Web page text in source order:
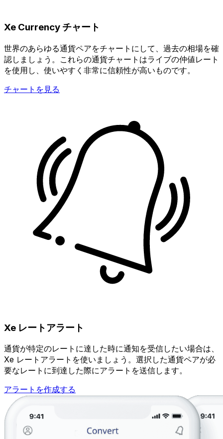
Xe Currency チャート
世界のあらゆる通貨ペアをチャートにして、過去の相場を確
認しましょう。これらの通貨チャートはライブの仲値レート
を使用し、使いやすく非常に信頼性が高いものです。
チャートを見る
Xe レートアラート
通貨が特定のレートに達した時に通知を受信したい場合は、
Xe レートアラートを使いましょう。選択した通貨ペアが必
要なレートに到達した際にアラートを送信します。
アラートを作成する